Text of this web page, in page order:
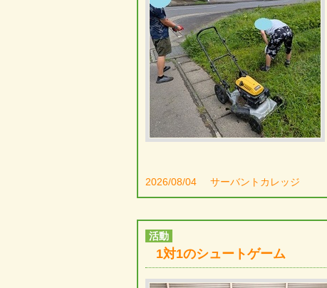
2026/08/04 サーバントカレッジ
活動
1対1のシュートゲーム